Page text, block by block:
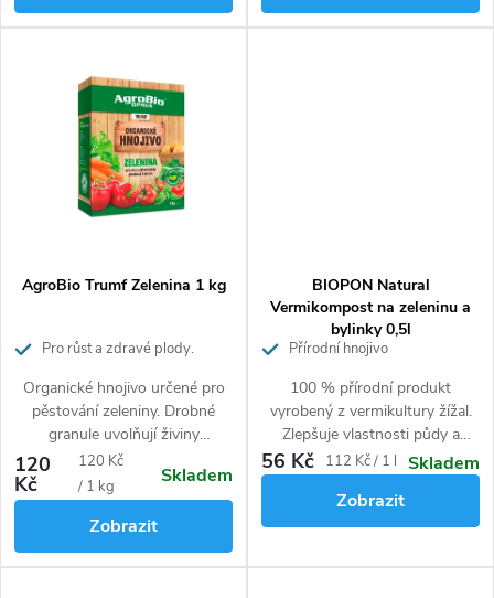
AgroBio Trumf Zelenina 1 kg
Pro růst a zdravé plody.
Organické hnojivo určené pro
pěstování zeleniny. Drobné
granule uvolňují živiny
postupně po dobu 3 měsíců.
Hnojivo obsahuje 100%
přírodní suroviny a je vhodné
pro ekologické pěstování.
Hnojivo nezasoluje půdu a
nehrozí popálení rostlin.
120
Kč
Měrná
cena:
120 Kč
/ 1 kg
Skladem
Zobrazit
BIOPON Natural
Vermikompost na zeleninu a
bylinky 0,5l
Přírodní hnojivo
100 % přírodní produkt
vyrobený z vermikultury žížal.
Zlepšuje vlastnosti půdy a
obohacuje půdu o živiny.
Zajišťuje optimální růst a zdravé
a vysoké výnosy. Pro pěstování
zeleniny a bylin.
56 Kč
Měrná
112 Kč / 1 l
Skladem
Zobrazit